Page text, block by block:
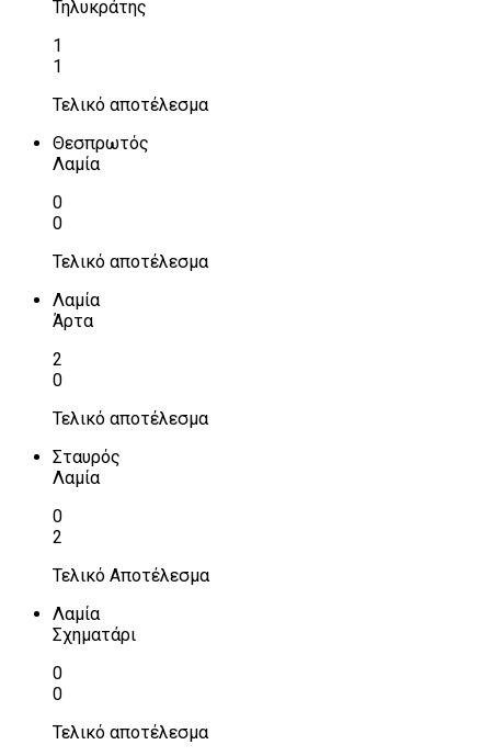
Τηλυκράτης
1
1
Τελικό αποτέλεσμα
Θεσπρωτός
Λαμία
0
0
Τελικό αποτέλεσμα
Λαμία
Άρτα
2
0
Τελικό αποτέλεσμα
Σταυρός
Λαμία
0
2
Τελικό Αποτέλεσμα
Λαμία
Σχηματάρι
0
0
Τελικό αποτέλεσμα